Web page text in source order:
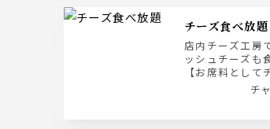
チーズ食べ放題
店内チーズ工房
ッシュチーズも
【お席料として
様頂いておりま
チ